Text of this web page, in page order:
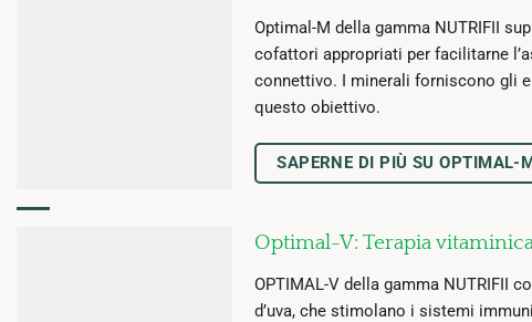
Optimal-M della gamma NUTRIFII
cofattori appropriati per facilitarne
connettivo. I minerali forniscono gli
questo obiettivo.
SAPERNE DI PIÙ SU OPTIMAL-
Optimal-V: Terapia
OPTIMAL-V della gamma NUTRIFII
d’uva, che stimolano i sistemi